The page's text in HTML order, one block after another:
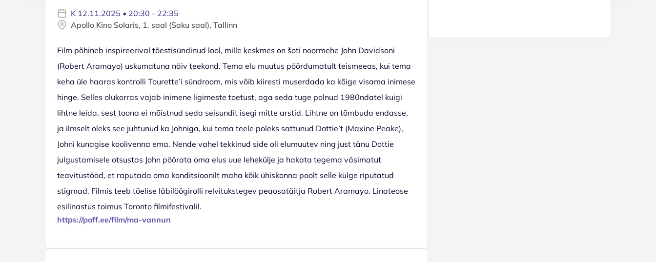
K 12.11.2025 • 20:30 - 22:35
Apollo Kino Solaris, 1. saal (Saku saal), Tallinn
Film põhineb inspireerival tõestisündinud lool, mille keskmes on šoti noormehe John Davidsoni
(Robert Aramayo) uskumatuna näiv teekond. Tema elu muutus pöördumatult teismeeas, kui tema
keha üle haaras kontrolli Tourette’i sündroom, mis võib kiiresti muserdada ka kõige visama inimese
hinge. Selles olukorras vajab inimene ligimeste toetust, aga seda tuge polnud 1980ndatel kuigi
lihtne leida, sest toona ei mõistnud seda seisundit isegi mitte arstid. Lihtne on tõmbuda endasse,
ja ilmselt oleks see juhtunud ka Johniga, kui tema teele poleks sattunud Dottie’t (Maxine Peake),
Johni kunagise koolivenna ema. Nende vahel tekkinud side oli elumuutev ning just tänu Dottie
julgustamisele otsustas John pöörata oma elus uue lehekülje ja hakata tegema väsimatut
teavitustööd, et raputada oma konditsioonilt maha kõik ühiskonna poolt selle külge riputatud
stigmad. Filmis teeb tõelise läbilöögirolli relvitukstegev peaosatäitja Robert Aramayo. Linateose
esilinastus toimus Toronto filmifestivalil.
https://poff.ee/film/ma-vannun